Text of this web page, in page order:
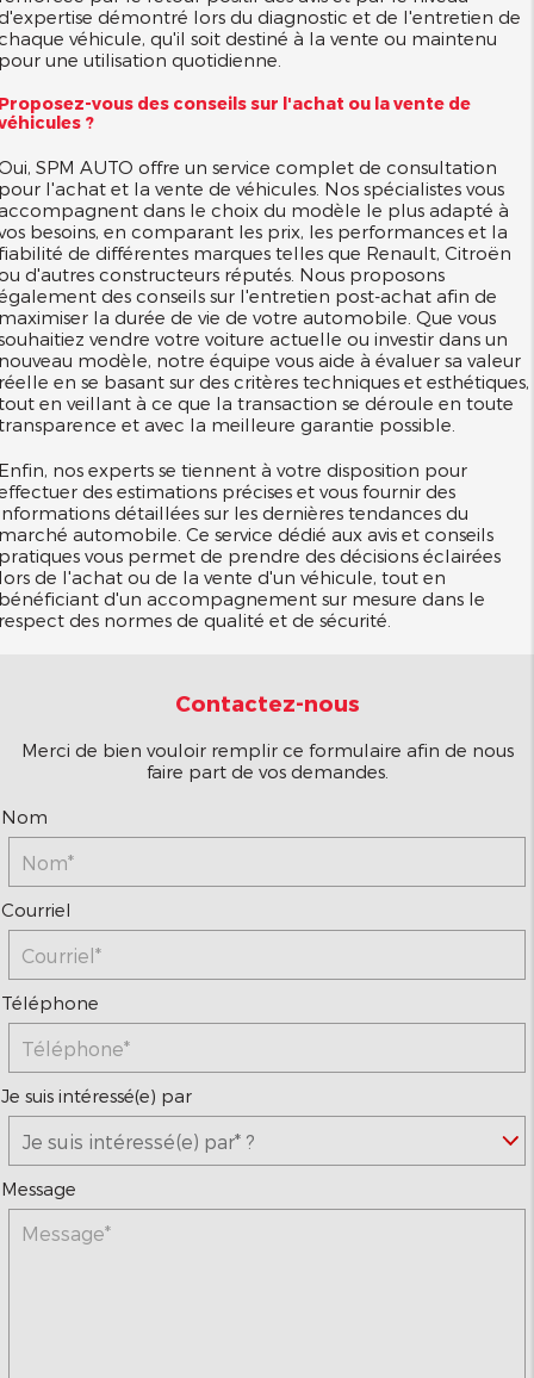
démontré lors du diagnostic et de l'entretien de
véhicule, qu'il soit destiné à la vente ou maintenu
une utilisation quotidienne.
vous des conseils sur l'achat ou la vente de
?
SPM AUTO offre un service complet de consultation
l'achat et la vente de véhicules. Nos spécialistes vous
dans le choix du modèle le plus adapté à
besoins, en comparant les prix, les performances et la
de différentes marques telles que Renault, Citroën
d'autres constructeurs réputés. Nous proposons
des conseils sur l'entretien post-achat afin de
la durée de vie de votre automobile. Que vous
vendre votre voiture actuelle ou investir dans un
modèle, notre équipe vous aide à évaluer sa valeur
en se basant sur des critères techniques et esthétiques,
en veillant à ce que la transaction se déroule en toute
et avec la meilleure garantie possible.
nos experts se tiennent à votre disposition pour
des estimations précises et vous fournir des
détaillées sur les dernières tendances du
automobile. Ce service dédié aux avis et conseils
vous permet de prendre des décisions éclairées
de l'achat ou de la vente d'un véhicule, tout en
d'un accompagnement sur mesure dans le
des normes de qualité et de sécurité.
Contactez-nous
Merci de bien vouloir remplir ce formulaire afin de nous
faire part de vos demandes.
Nom
Courriel
Téléphone
Je suis intéressé(e) par
Message